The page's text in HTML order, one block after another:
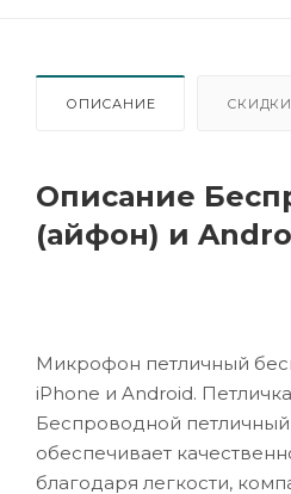
ОПИСАНИЕ СКИДКИ
Описание
(айфон) и
Микрофон петличный
iPhone и Android.
Беспроводной
обеспечивает
благодаря легкости,